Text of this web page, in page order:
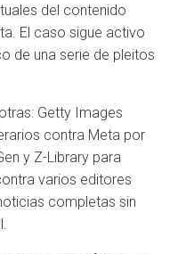
del contenido
El caso sigue activo
de una serie de pleitos
Getty Images
contra Meta por
y Z-Library para
varios editores
completas sin